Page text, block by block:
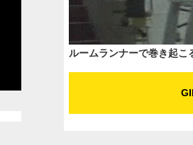
ルームランナーで巻き起こ